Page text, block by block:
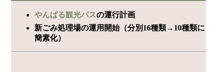
やんばる観光バスの運行計画
新ごみ処理場の運用開始（分別16種類→10種類に
簡素化）